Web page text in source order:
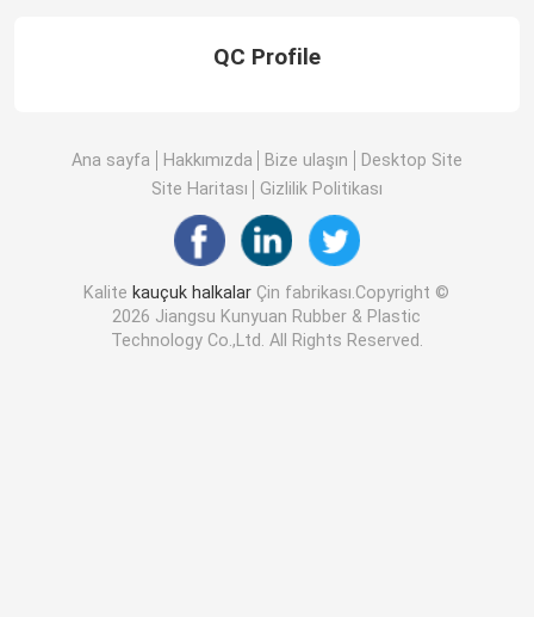
QC Profile
Ana sayfa Hakkımızda Bize ulaşın
Desktop Site
Site Haritası
Gizlilik Politikası
Kalite kauçuk halkalar Çin fabrikası.Copyright ©
2026 Jiangsu Kunyuan Rubber & Plastic
Technology Co.,Ltd. All Rights Reserved.